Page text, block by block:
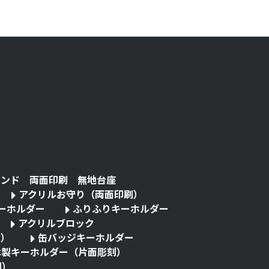
ンド 両面印刷 無地台座
アクリルお守り（両面印刷）
ホルダー
ふりふりキーホルダー
アクリルブロック
缶バッジキーホルダー
キーホルダー（片面彫刻）